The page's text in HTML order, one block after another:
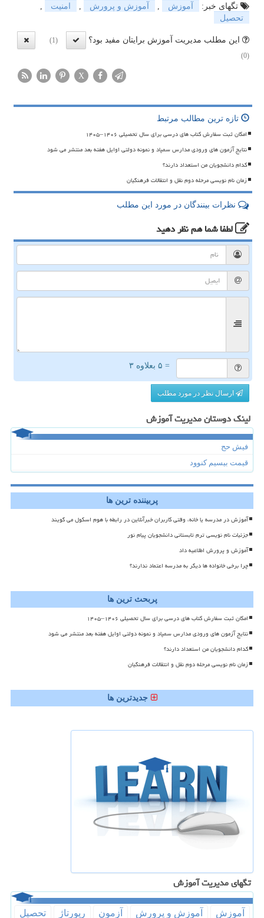
تگهای خبر:
آموزش , آموزش و پرورش , امنیت
,
تحصیل
این مطلب مدیریت آموزش برایتان مفید بود؟
(1)
(0)
X
تازه ترین مطالب مرتبط
امکان ثبت سفارش کتاب های درسی برای سال تحصیلی ۱۴۰۶–۱۴۰۵
نتایج آزمون های ورودی مدارس سمپاد و نمونه دولتی اوایل هفته بعد منتشر می شود
کدام دانشجویان من استعداد دارند؟
زمان نام نویسی مرحله دوم نقل و انتقالات فرهنگیان
نظرات بینندگان در مورد این مطلب
لطفا شما همنظر دهید
= ۵ بعلاوه ۳
ارسال نظر در مورد مطلب
لینک دوستان مدیریت آموزش
فیش حج
قیمت بیسیم کنوود
پربیننده ترین ها
آموزش در مدرسه یا خانه، وقتی کاربران خبرآنلاین در رابطه با هوم اسکول می گویند
جزئیات نام نویسی ترم تابستانی دانشجویان پیام نور
آموزش و پرورش اطلاعیه داد
چرا برخی خانواده ها دیگر به مدرسه اعتماد ندارند؟
پربحث ترین ها
امکان ثبت سفارش کتاب های درسی برای سال تحصیلی ۱۴۰۶–۱۴۰۵
نتایج آزمون های ورودی مدارس سمپاد و نمونه دولتی اوایل هفته بعد منتشر می شود
کدام دانشجویان من استعداد دارند؟
زمان نام نویسی مرحله دوم نقل و انتقالات فرهنگیان
جدیدترین ها
تگهای مدیریت آموزش
آموزش آموزش و پرورش آزمون رپورتاژ تحصیل